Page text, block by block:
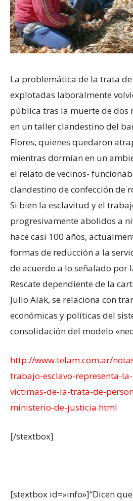
La problemática de la trata
explotadas laboralmente
pública tras la muerte de dos
en un taller clandestino del
Flores, quienes quedaron
mientras dormían en un
el relato de vecinos-
clandestino de confección de
Si bien la esclavitud y el
progresivamente abolidos a
hace casi 100 años,
formas de reducción a la
de acuerdo a lo señalado por
Rescate dependiente de la
Julio Alak, se relaciona con
económicas y políticas del
consolidación del modelo
http://www.telam.com.ar/
trabajo-esclavo-representa-
victimas-de-la-trata-de-
ministerio-de-justicia.html
[/stextbox]
[stextbox id=»info»]“Dicen